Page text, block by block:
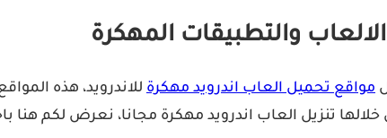
والتطبيقات المهكرة
مواقع تحميل العاب اندرويد مهكرة للاندرويد، هذه
تنزيل العاب اندرويد مهكرة مجانا، نعرض لكم هنا